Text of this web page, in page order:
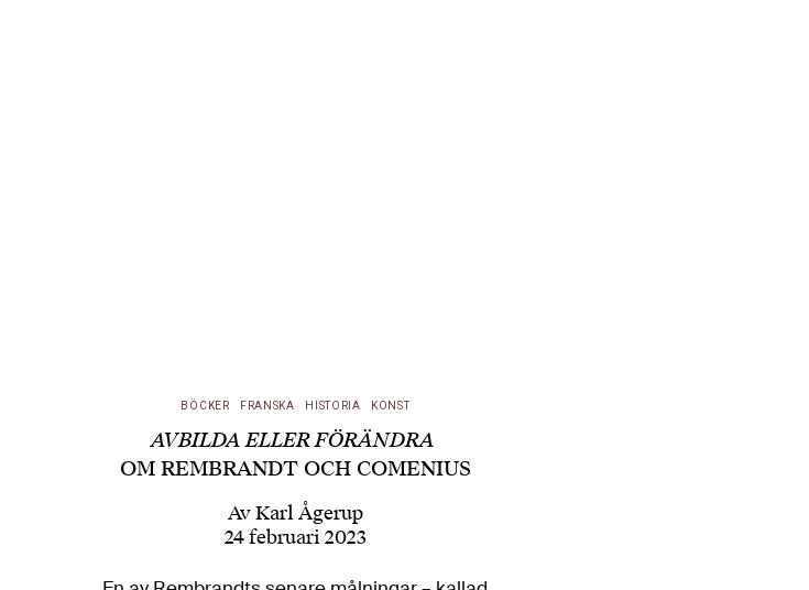
BÖCKER FRANSKA HISTORIA KONST
AVBILDA ELLER FÖRÄNDRA
OM REMBRANDT OCH COMENIUS
AvKarl Ågerup
24 februari 2023